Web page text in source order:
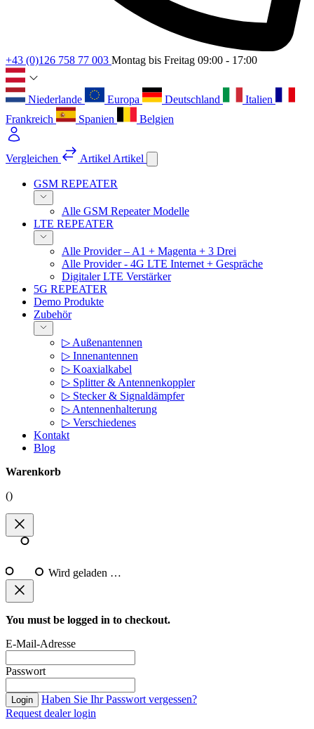
+43 (0)126 758 77 003 Montag bis Freitag 09:00 - 17:00
Niederlande Europa Deutschland
Italien
Frankreich
Spanien Belgien
Vergleichen Artikel Artikel
GSM REPEATER
Alle GSM Repeater Modelle
LTE REPEATER
Alle Provider – A1 + Magenta + 3 Drei
Alle Provider - 4G LTE Internet + Gespräche
Digitaler LTE Verstärker
5G REPEATER
Demo Produkte
Zubehör
▷ Außenantennen
▷ Innenantennen
▷ Koaxialkabel
▷ Splitter & Antennenkoppler
▷ Stecker & Signaldämpfer
▷ Antennenhalterung
▷ Verschiedenes
Kontakt
Blog
Warenkorb
()
Wird geladen …
You must be logged in to checkout.
E-Mail-Adresse
Passwort
Login
Haben Sie Ihr Passwort vergessen?
Request dealer login